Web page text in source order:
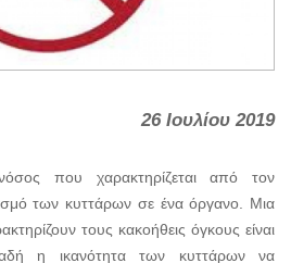
26 Ιουλίου 2019
που χαρακτηρίζεται από τον
των κυττάρων σε ένα όργανο. Μια
τους κακοήθεις όγκους είναι
η ικανότητα των κυττάρων να